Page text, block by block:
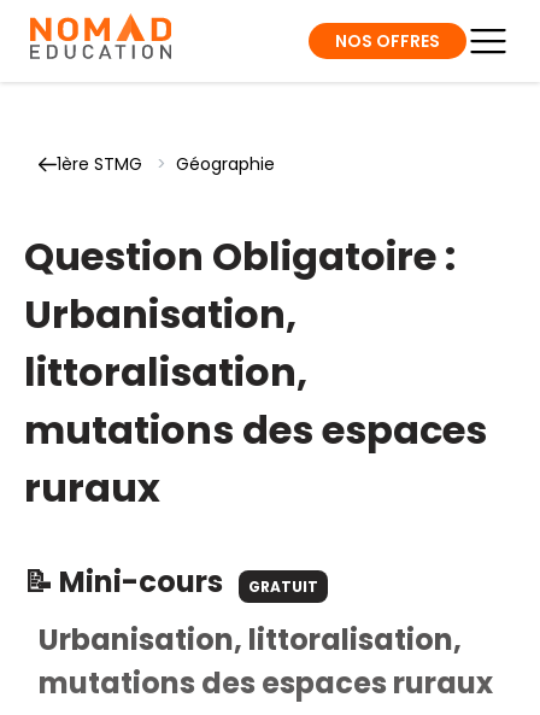
NOS OFFRES
1ère STMG > Géographie
Question Obligatoire :
Urbanisation,
littoralisation,
mutations des espaces
ruraux
📝 Mini-cours GRATUIT
Urbanisation, littoralisation,
mutations des espaces ruraux